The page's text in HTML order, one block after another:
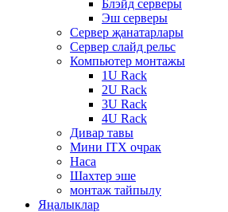
Блэйд серверы
Эш серверы
Сервер җанатарлары
Сервер слайд рельс
Компьютер монтажы
1U Rack
2U Rack
3U Rack
4U Rack
Дивар тавы
Мини ITX очрак
Наса
Шахтер эше
монтаж тайпылу
Яңалыклар